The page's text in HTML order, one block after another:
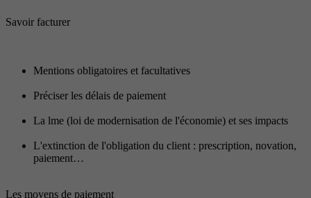
Savoir facturer
Mentions obligatoires et facultatives
Préciser les délais de paiement
La lme (loi de modernisation de l'économie) et ses impacts
L'extinction de l'obligation du client : prescription, novation,
paiement…
Les moyens de paiement